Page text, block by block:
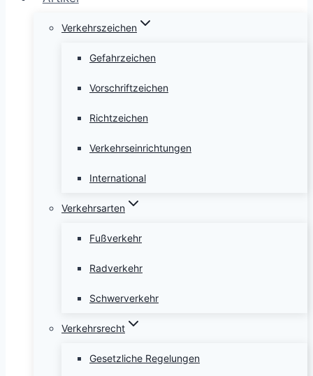
Verkehrszeichen
Gefahrzeichen
Vorschriftzeichen
Richtzeichen
Verkehrseinrichtungen
International
Verkehrsarten
Fußverkehr
Radverkehr
Schwerverkehr
Verkehrsrecht
Gesetzliche Regelungen